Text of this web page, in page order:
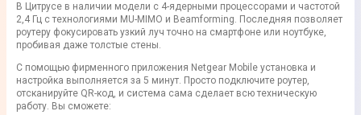
В Цитрусе в наличии модели с 4-ядерными процессорами и частотой
2,4 Гц с технологиями MU-MIMO и Beamforming. Последняя позволяет
роутеру фокусировать узкий луч точно на смартфоне или ноутбуке,
пробивая даже толстые стены.
С помощью фирменного приложения Netgear Mobile установка и
настройка выполняется за 5 минут. Просто подключите роутер,
отсканируйте QR-код, и система сама сделает всю техническую
работу. Вы сможете: